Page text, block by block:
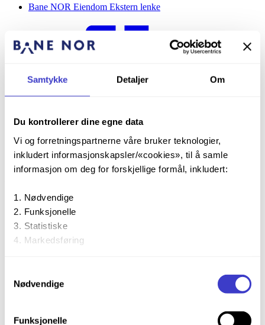
Samtykke Detaljer Om
Du kontrollerer dine egne data
Vi og forretningspartnerne våre bruker teknologier,
inkludert informasjonskapsler/«cookies», til å samle
informasjon om deg for forskjellige formål, inkludert:
Nødvendige
Funksjonelle
Statistiske
Markedsføring
formålene. Du kan også velge formålet du vil samtykke til
ved å trykke på avmerkingsboksen under formålet, og
Nødvendige
Funksjonelle
Bane NOR Eiendom Ekstern lenke
Forebyggende vedlikeholdsprogram (Generiske
arbeidsrutiner)
EH - Elektro høyspenning
Utjevningsforbindelse (EH-UTJ)